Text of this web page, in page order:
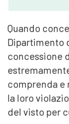
Quando
Dipartimento
concessione
comprenda
la loro
del visto per